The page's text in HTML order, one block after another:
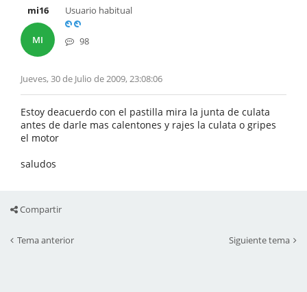
mi16
MI
Usuario habitual
98
Jueves, 30 de Julio de 2009, 23:08:06
Estoy deacuerdo con el pastilla mira la junta de culata
antes de darle mas calentones y rajes la culata o gripes
el motor
saludos
Compartir
Tema anterior Siguiente tema